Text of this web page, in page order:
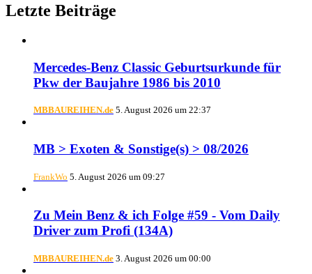
Letzte Beiträge
Mercedes-Benz Classic Geburtsurkunde für
Pkw der Baujahre 1986 bis 2010
MBBAUREIHEN.de 5. August 2026 um 22:37
MB > Exoten & Sonstige(s) > 08/2026
FrankWo 5. August 2026 um 09:27
Zu Mein Benz & ich Folge #59 - Vom Daily
Driver zum Profi (134A)
MBBAUREIHEN.de 3. August 2026 um 00:00